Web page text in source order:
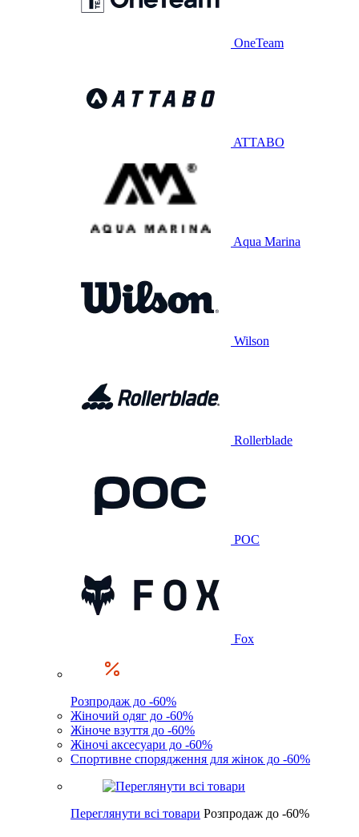
OneTeam
ATTABO
Aqua Marina
Wilson
Rollerblade
POC
Fox
Розпродаж до -60%
Жіночий одяг до -60%
Жіноче взуття до -60%
Жіночі аксесуари до -60%
Спортивне спорядження для жінок до -60%
Переглянути всі товари Розпродаж до -60%